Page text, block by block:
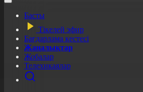
Басты
Тікелей эфир
Бағдарлама кестесі
Жаңалықтар
Жобалар
Телехикаялар